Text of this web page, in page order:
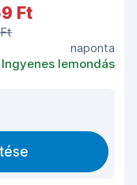
Ft
naponta
Ingyenes lemondás